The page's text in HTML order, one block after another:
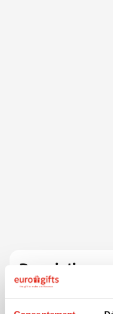
Description
Laissez vos enfants
peluche mignonne,
panda en peluche a